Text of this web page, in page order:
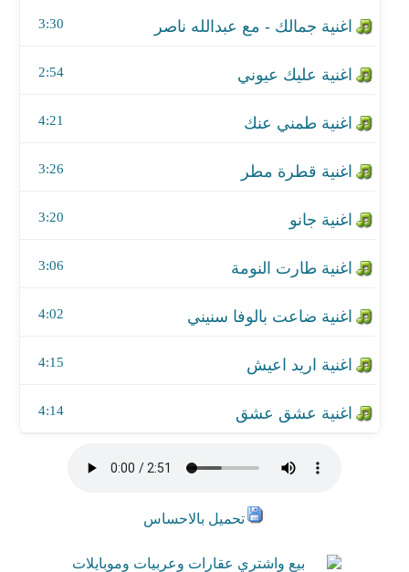
3:30
2:54
4:21
3:26
3:20
3:06
اغنية ضاعت بالوفا سنيني
4:02
اغنية اريد اعيش
4:15
اغنية عشق عشق
4:14
تحميل بالاحساس